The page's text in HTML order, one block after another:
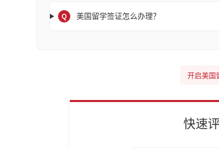
Q 美国留学签证怎么办理？
开启美国
快速